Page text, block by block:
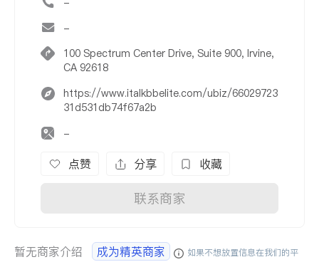
-
100 Spectrum Center Drive, Suite 900, Irvine,
CA 92618
https://www.italkbbelite.com/ubiz/66029723
31d531db74f67a2b
-
点赞 分享 收藏
联系商家
暂无商家介绍 成为精英商家
如果不想放置信息在我们的平